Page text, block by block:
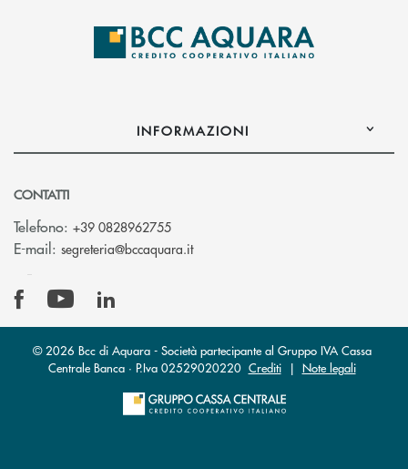
INFORMAZIONI
CONTATTI
Telefono: +39 0828962755
E-mail: segreteria@bccaquara.it(si apre l’app di posta elettronica)
© 2026 Bcc di Aquara - Società partecipante al Gruppo IVA Cassa
Centrale Banca · P.Iva 02529020220 Crediti| Note legali